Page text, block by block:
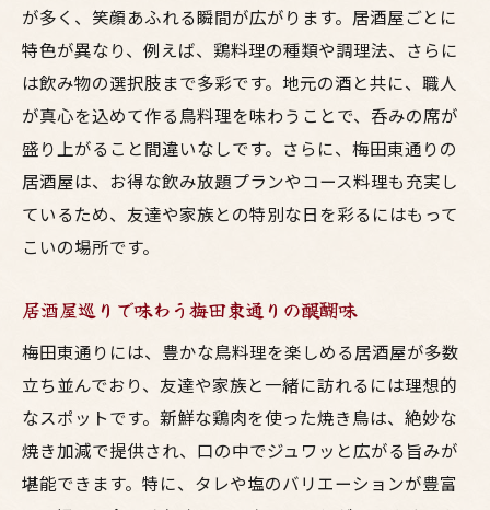
酒屋を満喫
梅田東通りで友達と楽しむ夜の過ごし方
仲間と行きたい人気の居酒屋リスト
呑み会に最適な梅田東通りのスポット
友達と語らう梅田東通りの居酒屋の魅力
リーズナブルで美味しい居酒屋を探す
梅田東通りで友達と作る思い出の呑み
ガイド
家族で安心して楽しめる梅田東通りの居酒
屋
梅田東通りで家族の笑顔を引き出す鳥料理
親孝行にぴったりな梅田東通りの居酒屋
お子様連れでも安心の居酒屋が揃う梅田東
が多く、笑顔あふれる瞬間が広がります。居酒屋ごとに
特色が異なり、例えば、鶏料理の種類や調理法、さらに
は飲み物の選択肢まで多彩です。地元の酒と共に、職人
が真心を込めて作る鳥料理を味わうことで、呑みの席が
盛り上がること間違いなしです。さらに、梅田東通りの
居酒屋は、お得な飲み放題プランやコース料理も充実し
ているため、友達や家族との特別な日を彩るにはもって
こいの場所です。
居酒屋巡りで味わう梅田東通りの醍醐味
梅田東通りには、豊かな鳥料理を楽しめる居酒屋が多数
立ち並んでおり、友達や家族と一緒に訪れるには理想的
なスポットです。新鮮な鶏肉を使った焼き鳥は、絶妙な
焼き加減で提供され、口の中でジュワッと広がる旨みが
堪能できます。特に、タレや塩のバリエーションが豊富